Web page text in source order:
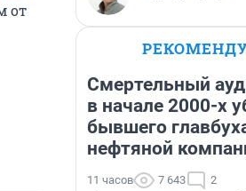
от
Смертельный
в начале 2000-х
бывшего
нефтяной
11 часов 7 643 2